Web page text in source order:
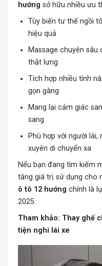
hướng sở hữu nhiều ưu
Tùy biến tư thế ngồi
hiệu quả
Massage chuyên sâu
thắt lưng
Tích hợp nhiều tính
gọn gàng
Mang lại cảm giác
sang
Phù hợp với người
xuyên di chuyển xa
Nếu bạn đang tìm kiếm
tăng giá trị sử dụng cho
ô tô 12 hướng chính là
2025.
Tham khảo: Thay ghế
tiện nghi lái xe